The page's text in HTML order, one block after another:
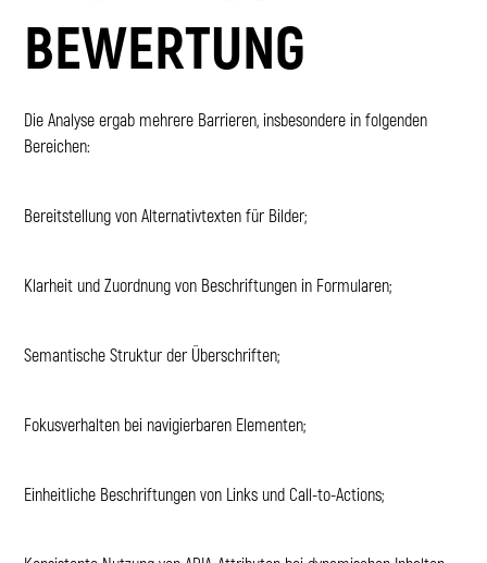
BEWERTUNG
Die Analyse ergab mehrere Barrieren, insbesondere in folgenden
Bereichen:
Bereitstellung von Alternativtexten für Bilder;
Klarheit und Zuordnung von Beschriftungen in Formularen;
Semantische Struktur der Überschriften;
Fokusverhalten bei navigierbaren Elementen;
Einheitliche Beschriftungen von Links und Call-to-Actions;